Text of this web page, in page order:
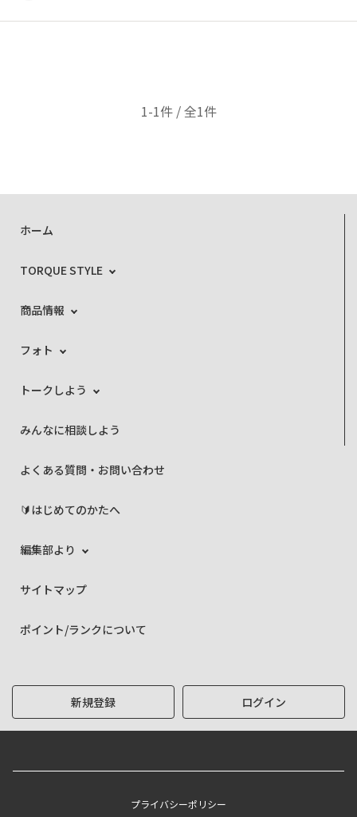
1-1件 / 全1件
ホーム
TORQUE STYLE
商品情報
フォト
トークしよう
みんなに相談しよう
よくある質問・お問い合わせ
🔰はじめてのかたへ
編集部より
サイトマップ
ポイント/ランクについて
新規登録 ログイン
プライバシーポリシー